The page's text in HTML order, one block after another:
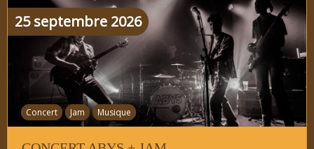
Concert Jam Musique
25 septembre 2026